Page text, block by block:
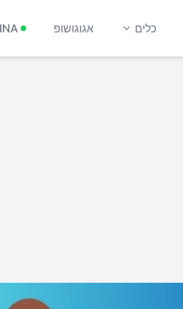
כלים אגוגושופ